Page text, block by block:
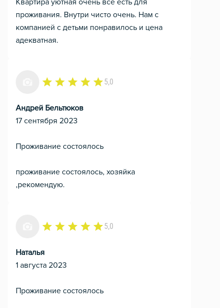
Квартира уютная очень все есть для
проживания. Внутри чисто очень. Нам с
компанией с детьми понравилось и цена
адекватная.
5,0
Андрей Бельтюков
17 сентября 2023
Проживание состоялось
проживание состоялось, хозяйка
,рекомендую.
5,0
Наталья
1 августа 2023
Проживание состоялось